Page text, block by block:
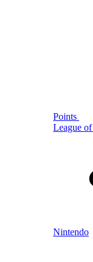
Points
League
Nintendo